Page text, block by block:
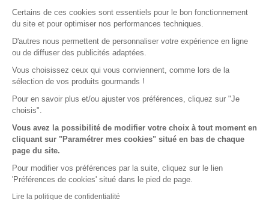
Certains de ces cookies sont essentiels pour le bon fonctionnement
du site et pour optimiser nos performances techniques.
D'autres nous permettent de personnaliser votre expérience en ligne
ou de diffuser des publicités adaptées.
Vous choisissez ceux qui vous conviennent, comme lors de la
sélection de vos produits gourmands !
Pour en savoir plus et/ou ajuster vos préférences, cliquez sur "Je
choisis".
Vous avez la possibilité de modifier votre choix à tout moment en
cliquant sur "Paramétrer mes cookies" situé en bas de chaque
page du site.
Pour modifier vos préférences par la suite, cliquez sur le lien
'Préférences de cookies' situé dans le pied de page.
Lire la politique de confidentialité